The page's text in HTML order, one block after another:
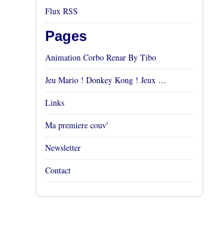
Flux RSS
Pages
Animation Corbo Renar By Tibo
Jeu Mario ! Donkey Kong ! Jeux vidéos Rétro !
Links
Ma premiere couv'
Newsletter
Contact